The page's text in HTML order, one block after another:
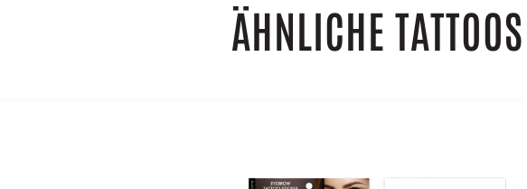
ÄHNLICHE TATTOOS